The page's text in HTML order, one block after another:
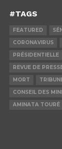
#TAGS
FEATURED
CORONAVIRUS
PRÉSIDENTIELLE
REVUE DE
MORT
CONSEIL DES
AMINATA TOURÉ